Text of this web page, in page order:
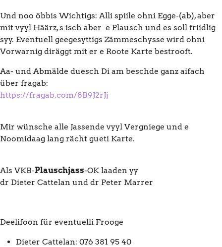
Und noo öbbis Wichtigs: Alli spiile ohni Egge-(ab), aber
mit vyyl Häärz, s isch aber e Plausch und es soll friidlig
syy. Eventuell geegesyttigs Zämmeschysse wird ohni
Vorwarnig diräggt mit er e Roote Karte bestrooft.
Aa- und Abmälde duesch Di am beschde ganz aifach
über fragab:
https://fragab.com/8B9J2rJj
Mir wünsche alle Jassende vyyl Vergniege und e
Noomidaag lang rächt gueti Karte.
Als VKB-Plauschjass-OK laaden yy
dr Dieter Cattelan und dr Peter Marrer
Deelifoon für eventuelli Frooge
Dieter Cattelan: 076 381 95 40